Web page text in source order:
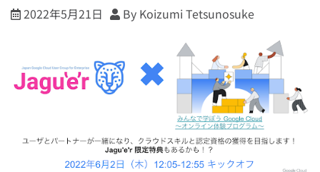
2022年5月21日 By Koizumi Tetsunosuke